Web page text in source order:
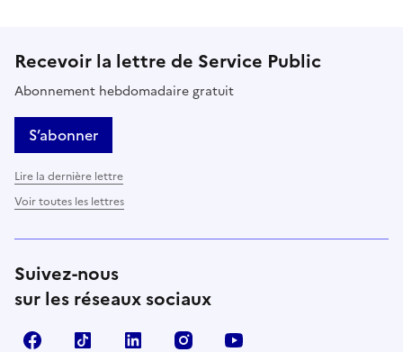
Recevoir la lettre de Service Public
Abonnement hebdomadaire gratuit
S’abonner
Lire la dernière lettre
Voir toutes les lettres
Suivez-nous
sur les réseaux sociaux
FacebookTikTok LinkedIn Instagram